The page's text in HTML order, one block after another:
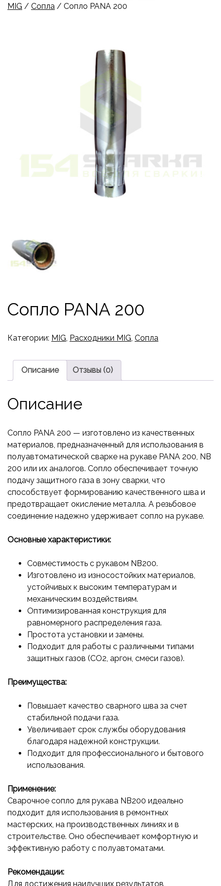
MIG / Сопла / Сопло PANA 200
Сопло PANA 200
Категории: MIG Расходники MIG Сопла
Описание Отзывы (0)
Описание
Сопло PANA 200 — изготовлено из качественных
материалов, предназначенный для использования в
полуавтоматической сварке на рукаве PANA 200, NB
200 или их аналогов. Сопло обеспечивает точную
подачу защитного газа в зону сварки, что
способствует формированию качественного шва и
предотвращает окисление металла. А резьбовое
соединение надежно удерживает сопло на рукаве.
Основные характеристики:
Совместимость с рукавом NB200.
Изготовлено из износостойких материалов,
устойчивых к высоким температурам и
механическим воздействиям.
Оптимизированная конструкция для
равномерного распределения газа.
Простота установки и замены.
Подходит для работы с различными типами
защитных газов (CO2, аргон, смеси газов).
Преимущества:
Повышает качество сварного шва за счет
стабильной подачи газа.
Увеличивает срок службы оборудования
благодаря надежной конструкции.
Подходит для профессионального и бытового
использования.
Применение:
Сварочное сопло для рукава NB200 идеально
подходит для использования в ремонтных
мастерских, на производственных линиях и в
строительстве. Оно обеспечивает комфортную и
эффективную работу с полуавтоматами.
Рекомендации:
Для достижения наилучших результатов